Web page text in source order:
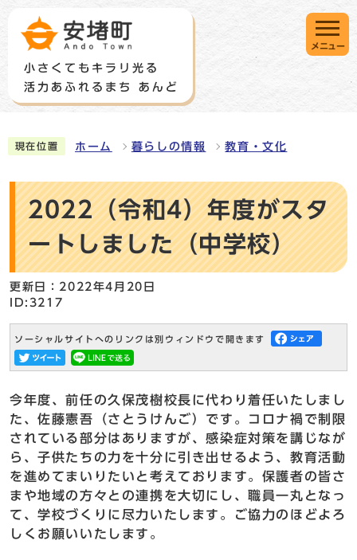
メニュー
現在位置 ホーム 暮らしの情報 教育・文化
2022（令和4）年度がスタ
ートしました（中学校）
更新日：2022年4月20日
ID:3217
ソーシャルサイトへのリンクは別ウィンドウで開きます
今年度、前任の久保茂樹校長に代わり着任いたしまし
た、佐藤憲吾（さとうけんご）です。コロナ禍で制限
されている部分はありますが、感染症対策を講じなが
ら、子供たちの力を十分に引き出せるよう、教育活動
を進めてまいりたいと考えております。保護者の皆さ
まや地域の方々との連携を大切にし、職員一丸となっ
て、学校づくりに尽力いたします。ご協力のほどよろ
しくお願いいたします。